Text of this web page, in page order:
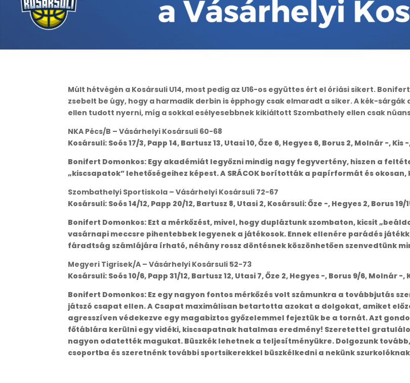
Múlt hétvégén a Kosársuli U14, most pedig az U16-os együttes ért el óriási sikert.
zsebelt be úgy, hogy a harmadik derbin is épphogy csak elmaradt a siker. A kék-sárgák
ellen tudott nyerni, míg a sokkal esélyesebbnek kikiáltott Szombathely ellen csak
NKA Pécs/B – Vásárhelyi Kosársuli 60-68
Kosársuli: Soós 17/3, Papp 14, Bartusz 13, Utasi 10, Őze 6, Hegyes 6, Borus 2, Molnár -, Kis
Bonifert Domonkos: Egy akadémiát legyőzni mindig nagy fegyvertény, hiszen a
„kiscsapatok” lehetőségeihez képest. A SRÁCOK borították a papírformát és
Szombathelyi Sportiskola – Vásárhelyi Kosársuli 72-67
Kosársuli: Soós 14/12, Papp 20/12, Bartusz 8, Utasi 2, Kosársuli: Őze -, Hegyes 2, Borus
Bonifert Domonkos: Ezt a mérkőzést, mivel, hogy dupláztunk szombaton, kicsit
vasárnapi meccsre pihentebbek legyenek a játékosok. Ennek ellenére parádés
fáradtság számlájára írható, néhány rossz döntésnek köszönhetően szenvedtünk
Megyeri Tigrisek/A – Vásárhelyi Kosársuli 52-73
Kosársuli: Soós 10/6, Papp 31/12, Bartusz 12, Utasi 7, Őze 2, Hegyes -, Borus 9/6, Molnár -,
Bonifert Domonkos: Ez egy nagyon fontos mérkőzés volt számunkra a továbbjutás
játszó csapat ellen. A Csapat maximálisan betartotta azokat a dolgokat, amiket
agresszíven védekezve egy magabiztos győzelemmel fejeztük be a tornát. Azt
főtáblára kerülni egy vidéki, kiscsapatnak hatalmas eredmény! Szeretettel
nagyon odatették magukat. Büszkék lehetnek a teljesítményükre. Dolgozunk
csoportba és szeretnénk további sportsikerekkel büszkélkedni a nekünk